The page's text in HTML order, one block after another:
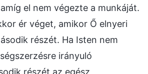
el nem végezte a munkáját.
ér véget, amikor Ő elnyeri
részét. Ha Isten nem
irányuló
részét az egész